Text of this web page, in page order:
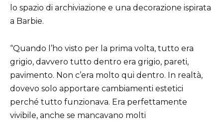
lo spazio di archiviazione e una decorazione ispirata
a Barbie.
“Quando l’ho visto per la prima volta, tutto era
grigio, davvero tutto dentro era grigio, pareti,
pavimento. Non c’era molto qui dentro. In realtà,
dovevo solo apportare cambiamenti estetici
perché tutto funzionava. Era perfettamente
vivibile, anche se mancavano molti